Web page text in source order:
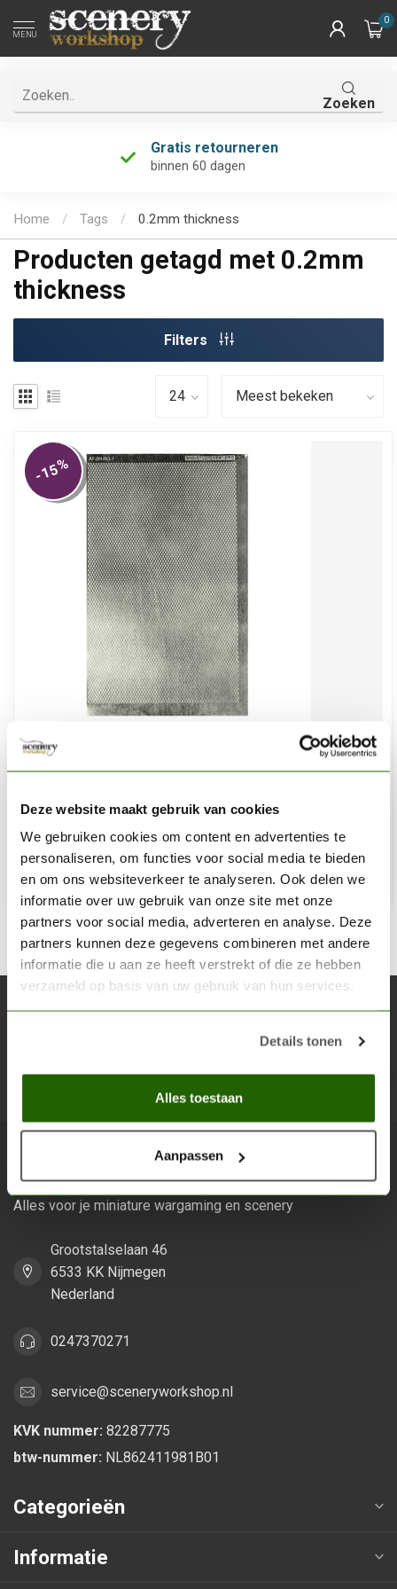
Deze website maakt gebruik van cookies
We gebruiken cookies om content en advertenties te
personaliseren, om functies voor social media te bieden
en om ons websiteverkeer te analyseren. Ook delen we
informatie over uw gebruik van onze site met onze
partners voor social media, adverteren en analyse. Deze
partners kunnen deze gegevens combineren met andere
informatie die u aan ze heeft verstrekt of die ze hebben
verzameld op basis van uw gebruik van hun services.
Details tonen
Alles toestaan
Aanpassen
MENU
0
Zoeken
Gratis retourneren
binnen 60 dagen
Home / Tags / 0.2mm thickness
Producten getagd met 0.2mm
thickness
Filters
-15%
ÄTZTECH
Diamant Plaat - Photo-Etch - AT-SH-RG-1
€6,50 €5,52
Op voorraad
Abonneer je op onze nieuwsbrief
Blijf op de hoogte over onze laatste acties
Scenery Workshop BV
Alles voor je miniature wargaming en scenery
Grootstalselaan 46
6533 KK Nijmegen
Nederland
0247370271
service@sceneryworkshop.nl
KVK nummer: 82287775
btw-nummer: NL862411981B01
Categorieën
Informatie